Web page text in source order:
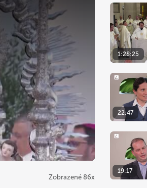
Zobrazené 86x
1:28:25
22:47
19:17